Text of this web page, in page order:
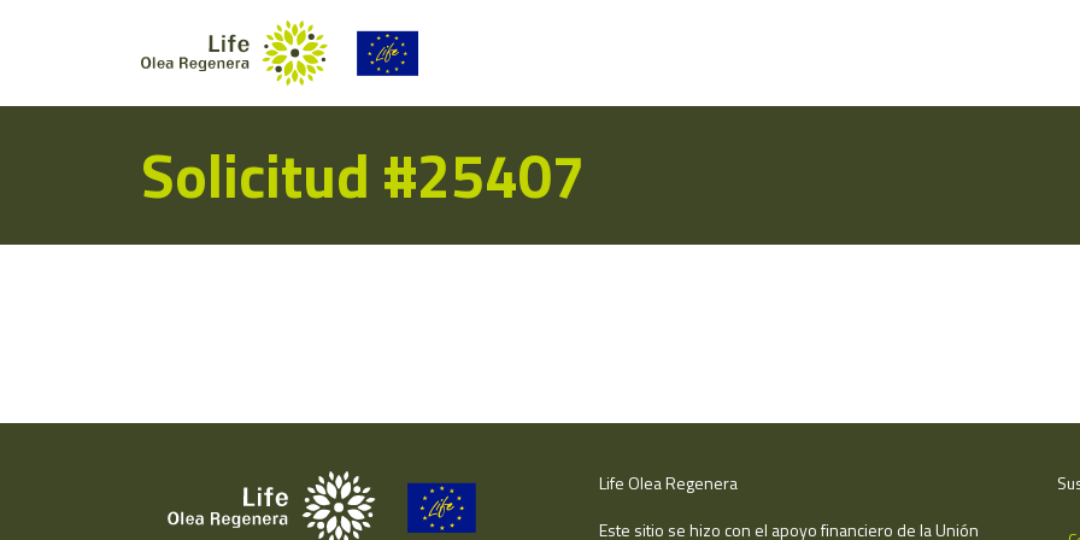
Solicitud #25407
Life Olea Regenera
Este sitio se hizo con el apoyo financiero de la Unión